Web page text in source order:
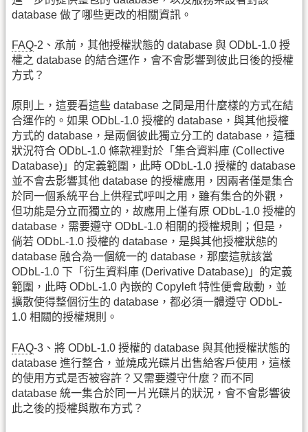
database 做了哪些更改的相關資訊。
FAQ-2、承前，其他授權狀態的 database 與 ODbL-1.0 授
權之 database 的結合運作，會不會影響到彼此日後的授權
方式？
原則上，這要看這些 database 之間是用什麼樣的方式在結
合運作的。如果 ODbL-1.0 授權的 database，與其他授權
方式的 database，是兩個彼此獨立分工的 database，這種
狀況符合 ODbL-1.0 條款裡對於「集合資料庫 (Collective
Database)」的定義範圍，此時 ODbL-1.0 授權的 database
並不會去影響其他 database 的授權應用，因兩者僅是集合
於同一個系統平台上供程式呼叫之用，雖有集合的外觀，
但功能是分立而獨立的，故應用上僅有原 ODbL-1.0 授權的
database，需要遵守 ODbL-1.0 相關的授權規則；但是，
倘若 ODbL-1.0 授權的 database，是與其他授權狀態的
database 融合為一個統一的 database，那麼這就該當
ODbL-1.0 下「衍生資料庫 (Derivative Database)」的定義
範圍，此時 ODbL-1.0 內嵌的 Copyleft 特性便會啟動，並
擴散使得整個衍生的 database，都必須一體遵守 ODbL-
1.0 相關的授權規則。
FAQ-3、將 ODbL-1.0 授權的 database 與其他授權狀態的
database 進行整合，並燒成光碟片出售給客戶使用，這樣
的使用方式是否被容許？又需要遵守什麼？而不同
database 統一集合於同一片光碟片的狀況，會不會影響彼
此之後的授權與散布方式？